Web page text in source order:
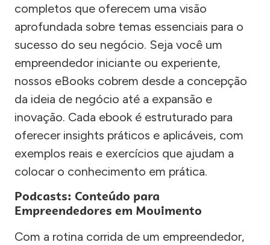
completos que oferecem uma visão
aprofundada sobre temas essenciais para o
sucesso do seu negócio. Seja você um
empreendedor iniciante ou experiente,
nossos eBooks cobrem desde a concepção
da ideia de negócio até a expansão e
inovação. Cada ebook é estruturado para
oferecer insights práticos e aplicáveis, com
exemplos reais e exercícios que ajudam a
colocar o conhecimento em prática.
Podcasts: Conteúdo para
Empreendedores em Movimento
Com a rotina corrida de um empreendedor,